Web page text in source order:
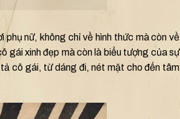
nữ, không chỉ về hình thức mà còn về
gái xinh đẹp mà còn là biểu tượng của sự
cô gái, từ dáng đi, nét mặt cho đến tâm